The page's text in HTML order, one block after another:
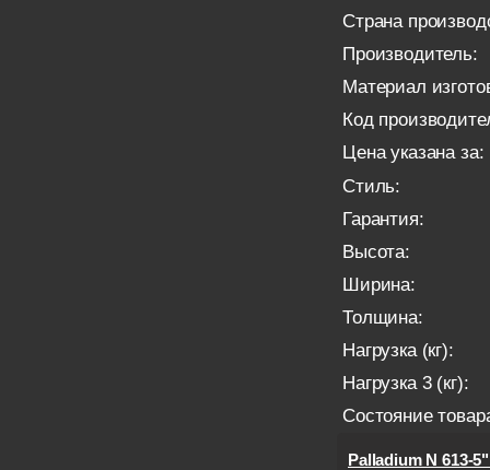
Страна
Производитель:
Материал
Код
Цена указана за:
Стиль:
Гарантия:
Высота:
Ширина:
Толщина:
Нагрузка (кг):
Нагрузка 3 (кг):
Состояние
Palladium N 613-